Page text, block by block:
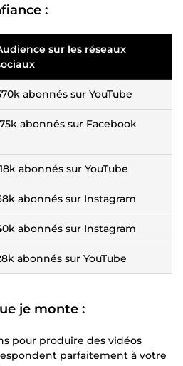
:
sur les réseaux
abonnés sur YouTube
abonnés sur Facebook
abonnés sur YouTube
abonnés sur Instagram
abonnés sur Instagram
abonnés sur YouTube
je monte :
pour produire des vidéos
parfaitement à votre